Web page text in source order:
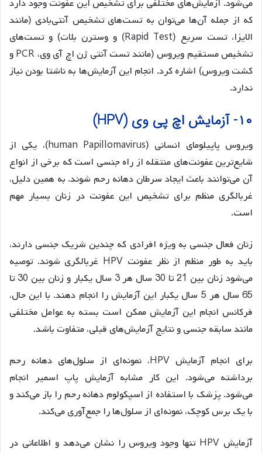
می‌شود. آزمایش‌های مختلفی برای تشخیص این عفونت وجود دارد
که از جمله آن‌ها می‌توان به تست‌های تشخیص آنتی‌بادی (مانند
الایزا، تست سریع (Rapid Test) و وسترن بلات) و تست‌های
تشخیص مستقیم ویروس (مانند تست آنتی ژن اچ آی وی، PCR و
کشت ویروس) اشاره کرد. انجام این آزمایش‌ها به ناشتا بودن نیاز
ندارد.
۱۰- آزمایش اچ پی وی (HPV)
ویروس پاپیلومای انسانی (human Papillomavirus)، یکی از
شایع‌ترین عفونت‌های منتقله از راه جنسی است که برخی از انواع
آن می‌توانند باعث ایجاد سرطان دهانه رحم شوند. به همین دلیل،
غربالگری منظم برای تشخیص این عفونت در زنان بسیار مهم
است.
زنان فعال جنسی به ویژه افرادی که چندین شریک جنسی دارند،
باید به طور منظم از نظر عفونت HPV غربالگری شوند. توصیه
می‌شود زنان بین 21 تا 30 سال هر 3 سال یکبار و زنان بین 30 تا
65 سال هر 5 سال یکبار این آزمایش را انجام دهند. با این حال،
فرکانس انجام این آزمایش ممکن است بسته به عوامل مختلفی
مانند سابقه جنسی و نتایج آزمایش‌های قبلی، متفاوت باشد.
برای انجام آزمایش HPV، نمونه‌ای از سلول‌های دهانه رحم
برداشته می‌شود. این کار مشابه آزمایش پاپ اسمیر انجام
می‌شود. پزشک با استفاده از اسپکولوم دهانه رحم را باز می‌کند و
با یک برس کوچک، نمونه‌ای از سلول‌ها را جمع‌آوری می‌کند.
آزمایش HPV تنها وجود ویروس را نشان می‌دهد و اطلاعاتی در